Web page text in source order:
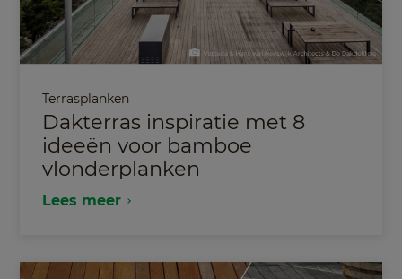
Terrasplanken
Dakterras inspiratie met 8
ideeën voor bamboe
vlonderplanken
Lees meer